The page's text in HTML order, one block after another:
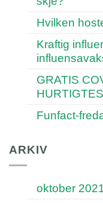
Hvilken
Kraftig
GRATIS
Funfact-
ARKIV
oktober